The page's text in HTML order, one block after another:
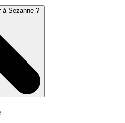
à Sezanne ?